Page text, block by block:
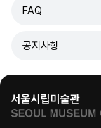
FAQ
공지사항